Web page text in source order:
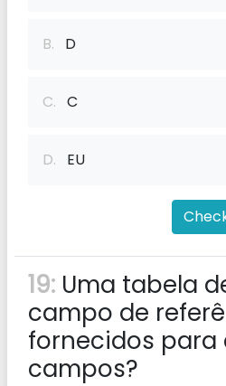
B. D
C. C
D. EU
19: Uma tabela
campo de
fornecidos para
campos?